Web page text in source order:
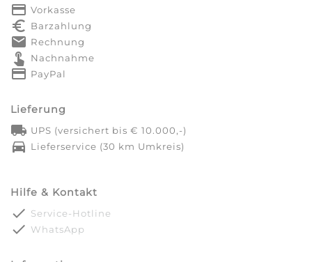
payment Vorkasse
euro_symbol Barzahlung
markunread Rechnung
touch_app Nachnahme
credit_card PayPal
Lieferung
local_shipping UPS (versichert bis € 10.000,-)
directions_car Lieferservice (30 km Umkreis)
Hilfe & Kontakt
done Service-Hotline
done WhatsApp